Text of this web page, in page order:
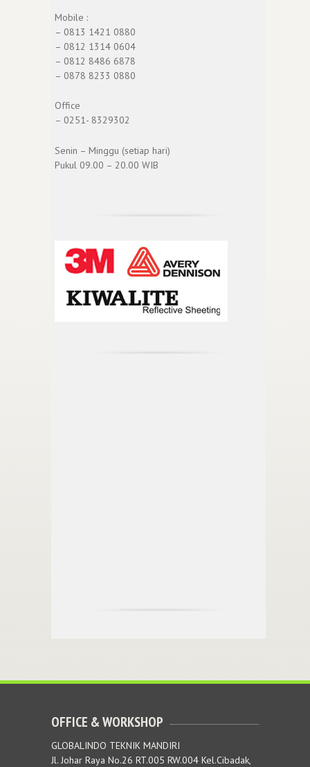
Mobile :
– 0813 1421 0880
– 0812 1314 0604
– 0812 8486 6878
– 0878 8233 0880
Office
– 0251- 8329302
Senin – Minggu (setiap hari)
Pukul 09.00 – 20.00 WIB
OFFICE & WORKSHOP
GLOBALINDO TEKNIK MANDIRI
Jl. Johar Raya No.26 RT.005 RW.004 Kel.Cibadak,